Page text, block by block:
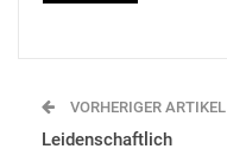
VORHERIGER ARTIKEL
Leidenschaftlich